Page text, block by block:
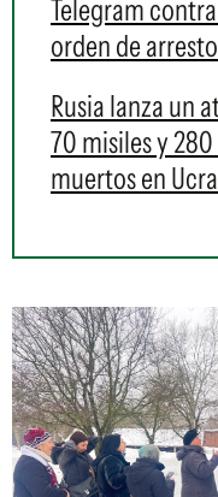
Telegram
orden de
Rusia lanza un
70 misiles y
muertos en